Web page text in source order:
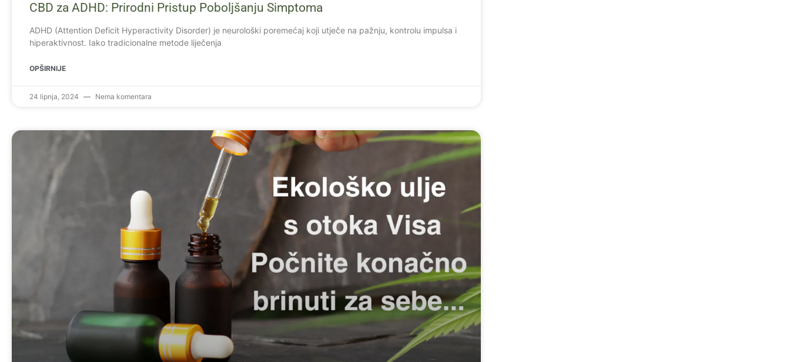
CBD za ADHD: Prirodni Pristup Poboljšanju Simptoma
ADHD (Attention Deficit Hyperactivity Disorder) je neurološki poremećaj koji utječe na pažnju, kontrolu impulsa i
hiperaktivnost. Iako tradicionalne metode liječenja
OPŠIRNIJE
24 lipnja, 2024 Nema komentara